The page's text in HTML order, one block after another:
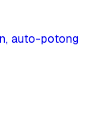
auto-potong